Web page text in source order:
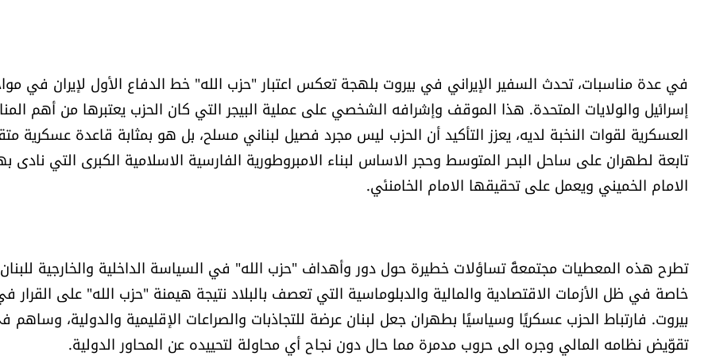
​في عدة مناسبات، تحدث السفير الإيراني في بيروت بلهجة تعكس اعتبار "حزب الله" خط الدفاع الأول لإيران في
إسرائيل والولايات المتحدة. هذا الموقف وإشرافه الشخصي على عملية البيجر التي كان الحزب يعتبرها من أهم
العسكرية لقوات النخبة لديه، يعزز التأكيد أن الحزب ليس مجرد فصيل لبناني مسلح، بل هو بمثابة قاعدة عسكرية
تابعة لطهران على ساحل البحر المتوسط وحجر الاساس لبناء الامبروطورية الفارسية الاسلامية الكبرى التي نادى
الامام الخميني ويعمل على تحقيقها الامام الخامنئي.
​تطرح هذه المعطيات مجتمعةً تساؤلات خطيرة حول دور وأهداف "حزب الله" في السياسة الداخلية والخارجية
خاصة في ظل الأزمات الاقتصادية والمالية والدبلوماسية التي تعصف بالبلاد نتيجة هيمنة "حزب الله" على القرار
بيروت. فارتباط الحزب عسكريًا وسياسيًا بطهران جعل لبنان عرضة للتجاذبات والصراعات الإقليمية والدولية، وساهم
تقوّيض نظامه المالي وجره الى حروب مدمرة مما حال دون نجاح أي محاولة لتحييده عن المحاور الدولية.